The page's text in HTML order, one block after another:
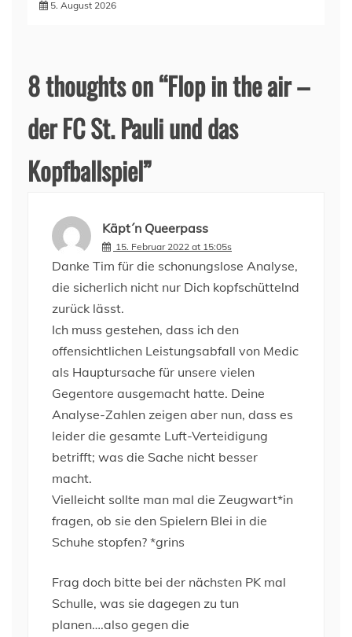
5. August 2026
8 thoughts on “Flop in the air –
der FC St. Pauli und das
Kopfballspiel”
Käpt´n Queerpass
15. Februar 2022 at 15:05s
Danke Tim für die schonungslose Analyse,
die sicherlich nicht nur Dich kopfschüttelnd
zurück lässt.
Ich muss gestehen, dass ich den
offensichtlichen Leistungsabfall von Medic
als Hauptursache für unsere vielen
Gegentore ausgemacht hatte. Deine
Analyse-Zahlen zeigen aber nun, dass es
leider die gesamte Luft-Verteidigung
betrifft; was die Sache nicht besser
macht.
Vielleicht sollte man mal die Zeugwart*in
fragen, ob sie den Spielern Blei in die
Schuhe stopfen? *grins
Frag doch bitte bei der nächsten PK mal
Schulle, was sie dagegen zu tun
planen….also gegen die